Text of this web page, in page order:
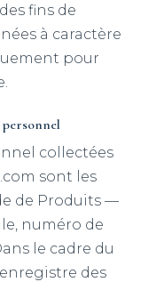
fins de
à caractère
pour
collectées
sont les
de Produits —
numéro de
le cadre du
des